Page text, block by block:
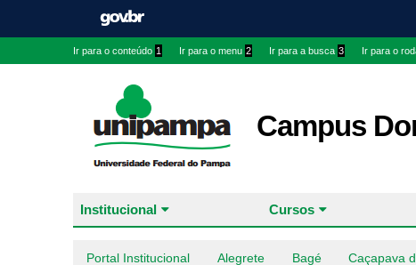
Ir para o conteúdo 1 Ir para o menu 2 Ir para a busca 3 Ir para o
Campus
Institucional Cursos
Portal Institucional Alegrete Bagé Caçapava